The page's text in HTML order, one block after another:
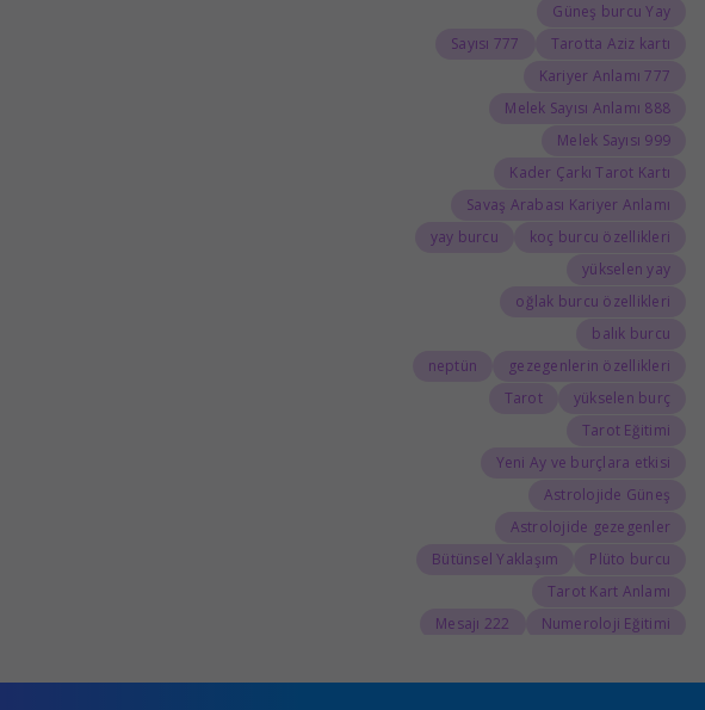
Güneş burcu Yay
Tarotta Aziz kartı
777 Sayısı
777 Kariyer Anlamı
888 Melek Sayısı Anlamı
999 Melek Sayısı
Kader Çarkı Tarot Kartı
Savaş Arabası Kariyer Anlamı
koç burcu özellikleri
yay burcu
yükselen yay
oğlak burcu özellikleri
balık burcu
gezegenlerin özellikleri
neptün
yükselen burç
Tarot
Tarot Eğitimi
Yeni Ay ve burçlara etkisi
Astrolojide Güneş
Astrolojide gezegenler
Plüto burcu
Bütünsel Yaklaşım
Tarot Kart Anlamı
Numeroloji Eğitimi
222 Mesajı
888 Kariyer Anlamı